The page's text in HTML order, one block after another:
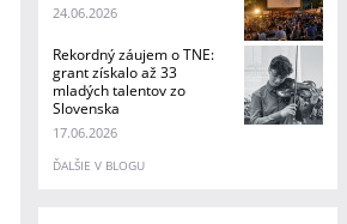
24.06.2026
Rekordný záujem o TNE:
grant získalo až 33
mladých talentov zo
Slovenska
17.06.2026
ĎALŠIE V BLOGU